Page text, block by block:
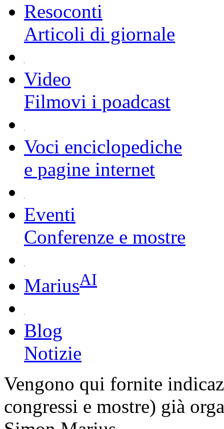
Resoconti
Articoli di giornale
Video
Filmovi i poadcast
Voci enciclopediche
e pagine internet
Eventi
Conferenze e mostre
MariusAI
Blog
Notizie
Vengono qui fornite
congressi e mostre) già